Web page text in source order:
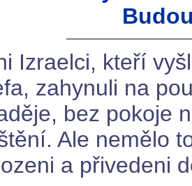
Izraelci, kteří
zahynuli na
bez pokoje
Ale nemělo
a přivedeni